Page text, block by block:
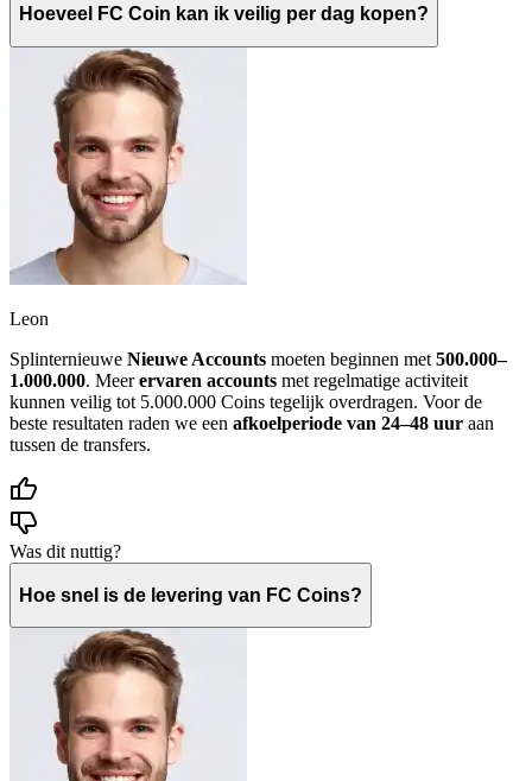
Hoeveel FC Coin kan ik veilig per dag kopen?
Leon
Splinternieuwe Nieuwe Accounts moeten beginnen met 500.000–
1.000.000. Meerervaren accounts met regelmatige activiteit
kunnen veilig tot 5.000.000 Coins tegelijk overdragen. Voor de
beste resultaten raden we een afkoelperiode van 24–48 uur aan
tussen de transfers.
Was dit nuttig?
Hoe snel is de levering van FC Coins?